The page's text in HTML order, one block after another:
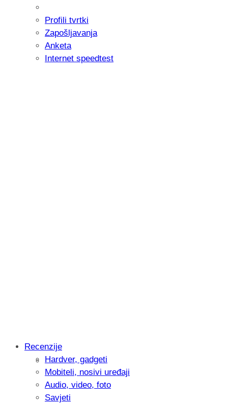
Profili tvrtki
Zapošljavanja
Anketa
Internet speedtest
Intervju: Goran Jović, fotograf -
Recenzije
Hardver, gadgeti
Mobiteli, nosivi uređaji
Audio, video, foto
Savjeti